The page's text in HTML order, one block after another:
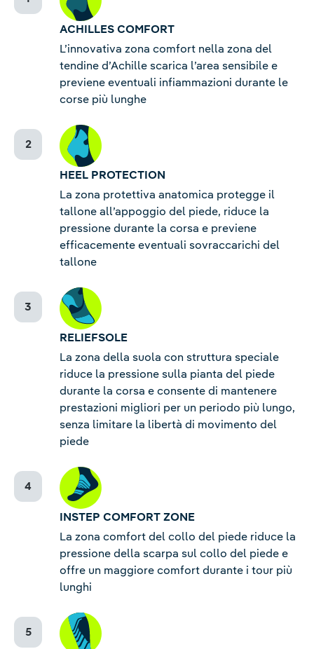
ACHILLES COMFORT
L’innovativa zona comfort nella zona del
tendine d’Achille scarica l’area sensibile e
previene eventuali infiammazioni durante le
corse più lunghe
HEEL PROTECTION
La zona protettiva anatomica protegge il
tallone all’appoggio del piede, riduce la
pressione durante la corsa e previene
efficacemente eventuali sovraccarichi del
tallone
RELIEFSOLE
La zona della suola con struttura speciale
riduce la pressione sulla pianta del piede
durante la corsa e consente di mantenere
prestazioni migliori per un periodo più lungo,
senza limitare la libertà di movimento del
piede
INSTEP COMFORT ZONE
La zona comfort del collo del piede riduce la
pressione della scarpa sul collo del piede e
offre un maggiore comfort durante i tour più
lunghi